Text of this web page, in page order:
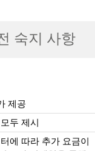
숙지 사항
제공
두 제시
에 따라 추가 요금이